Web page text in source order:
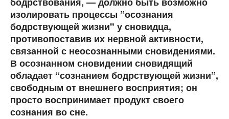
изолировать процессы ”осознания
бодрствующей жизни" у сновидца,
противопоставив их нервной активности,
связанной с неосознанными сновидениями.
В осознанном сновидении сновидящий
обладает “сознанием бодрствующей жизни”,
свободным от внешнего восприятия; он
просто воспринимает продукт своего
сознания во сне.